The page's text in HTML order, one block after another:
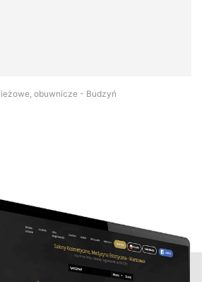
obuwnicze - Budzyń